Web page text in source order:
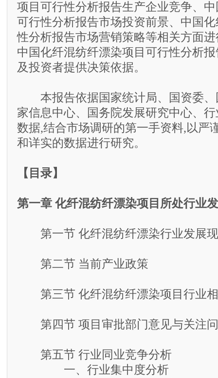
项目可行性分析报告生产企业竞争、
可行性分析报告市场投资前景、中国
性分析报告市场营销策略等相关方面
中国化纤混纺纤漂染项目可行性分析
及投资者提供决策依据。
本报告依据国家统计局、国资委、
家信息中心、国务院发展研究中心、
数据,结合市场调研的第一手资料,以严
和详实的数据进行研究。
【目录】
第一章 化纤混纺纤漂染项目所处行业
第一节 化纤混纺纤漂染行业发展
第二节 当前产业政策
第三节 化纤混纺纤漂染项目行业相
第四节 项目审批部门意见与关注
第五节 行业同业竞争分析
一、行业集中度分析